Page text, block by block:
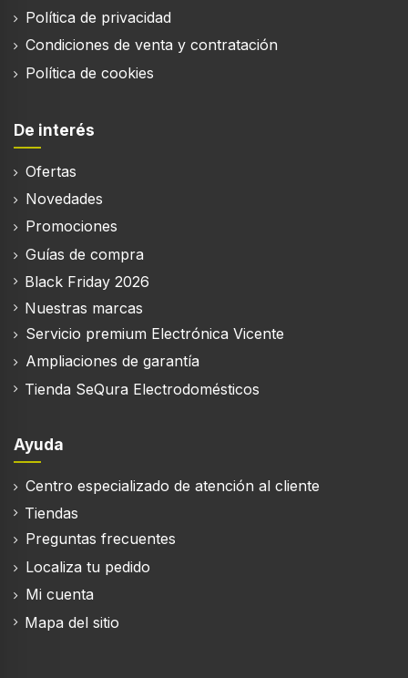
Política de privacidad
Condiciones de venta y contratación
Política de cookies
De interés
Ofertas
Novedades
Promociones
Guías de compra
Black Friday 2026
Nuestras marcas
Servicio premium Electrónica Vicente
Ampliaciones de garantía
Tienda SeQura Electrodomésticos
Ayuda
Centro especializado de atención al cliente
Tiendas
Preguntas frecuentes
Localiza tu pedido
Mi cuenta
Mapa del sitio